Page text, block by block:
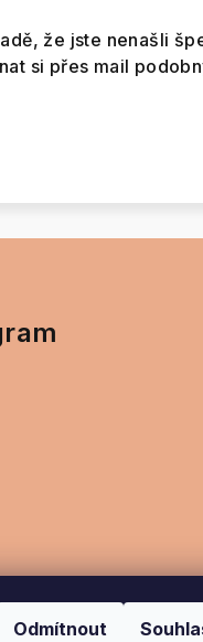
Odmítnout
že jste nenašli
si přes mail